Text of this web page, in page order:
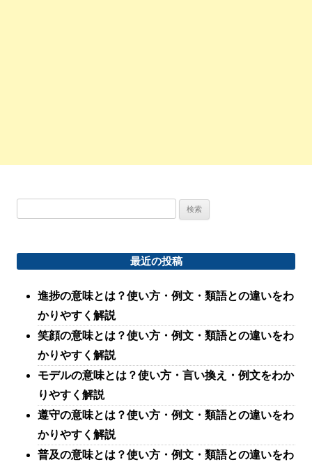
最近の投稿
進捗の意味とは？使い方・例文・類語との違いをわ
かりやすく解説
笑顔の意味とは？使い方・例文・類語との違いをわ
かりやすく解説
モデルの意味とは？使い方・言い換え・例文をわか
りやすく解説
遵守の意味とは？使い方・例文・類語との違いをわ
かりやすく解説
普及の意味とは？使い方・例文・類語との違いをわ